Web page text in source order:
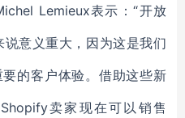
Lemieux表示：“开放
意义重大，因为这是我们
的客户体验。借助这些新
卖家现在可以销售